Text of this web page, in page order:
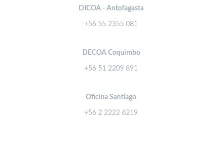
DICOA - Antofagasta
+56 55 2355 081
DECOA Coquimbo
+56 51 2209 891
Oficina Santiago
+56 2 2222 6219